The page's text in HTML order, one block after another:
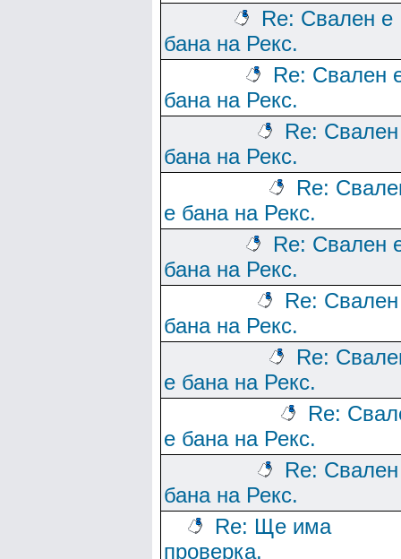
Re: Свален е
бана на Рекс.
Re: Свален
бана на Рекс.
Re:
бана на Рекс.
Re:
е бана на Рекс.
Re: Свален
бана на Рекс.
Re:
бана на Рекс.
Re:
е бана на Рекс.
Re:
е бана на Рекс.
Re:
бана на Рекс.
Re: Ще има
проверка.